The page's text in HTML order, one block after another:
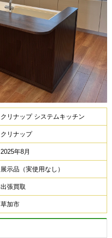
クリナップ システムキッチン
クリナップ
2025年8月
展示品（実使用なし）
出張買取
草加市